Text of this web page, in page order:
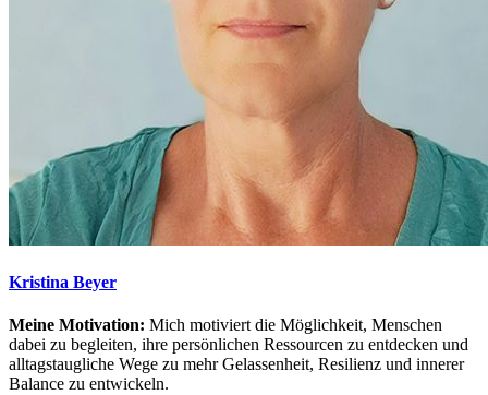
Kristina Beyer
Meine Motivation: Mich motiviert die Möglichkeit, Menschen
dabei zu begleiten, ihre persönlichen Ressourcen zu entdecken und
alltagstaugliche Wege zu mehr Gelassenheit, Resilienz und innerer
Balance zu entwickeln.